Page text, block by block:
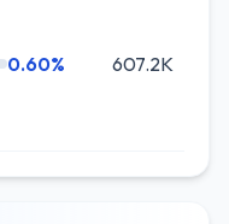
0.60% 607.2K